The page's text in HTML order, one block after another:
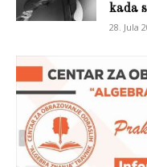
kada
28. Jula